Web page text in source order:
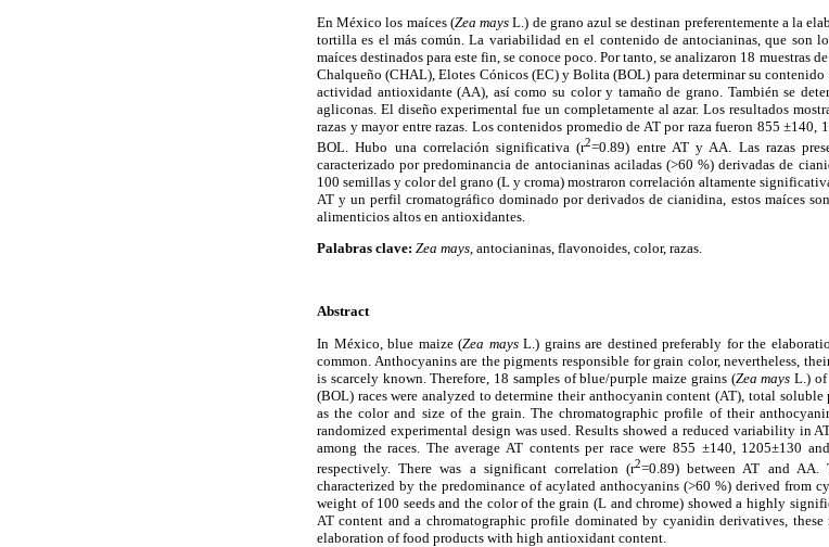
En México los maíces (Zea maysL.) de grano azul se destinan preferentemente a la
tortilla es el más común. La variabilidad en el contenido de antocianinas, que son
maíces destinados para este fin, se conoce poco. Por tanto, se analizaron 18 muestras
Chalqueño (CHAL), Elotes Cónicos (EC) y Bolita (BOL) para determinar su
actividad antioxidante (AA), así como su color y tamaño de grano. También se
agliconas. El diseño experimental fue un completamente al azar. Los resultados
razas y mayor entre razas. Los contenidos promedio de AT por raza fueron 855
BOL. Hubo una correlación significativa (r2=0.89) entre AT y AA. Las razas
caracterizado por predominancia de antocianinas aciladas (>60 %) derivadas de
100 semillas y color del grano (L y croma) mostraron correlación altamente
AT y un perfil cromatográfico dominado por derivados de cianidina, estos maíces
alimenticios altos en antioxidantes.
Palabras clave: Zea mays, antocianinas, flavonoides, color, razas.
Abstract
In México, blue maize (Zea mays L.) grains are destined preferably for the
common. Anthocyanins are the pigments responsible for grain color, nevertheless,
is scarcely known. Therefore, 18 samples of blue/purple maize grains (Zea mays L.) of
(BOL) races were analyzed to determine their anthocyanin content (AT), total
as the color and size of the grain. The chromatographic profile of their
randomized experimental design was used. Results showed a reduced variability in
among the races. The average AT contents per race were 855 ±140, 1205±130
respectively. There was a significant correlation (r2=0.89) between AT and AA.
characterized by the predominance of acylated anthocyanins (>60 %) derived from
weight of 100 seeds and the color of the grain (L and chrome) showed a highly
AT content and a chromatographic profile dominated by cyanidin derivatives,
elaboration of food products with high antioxidant content.